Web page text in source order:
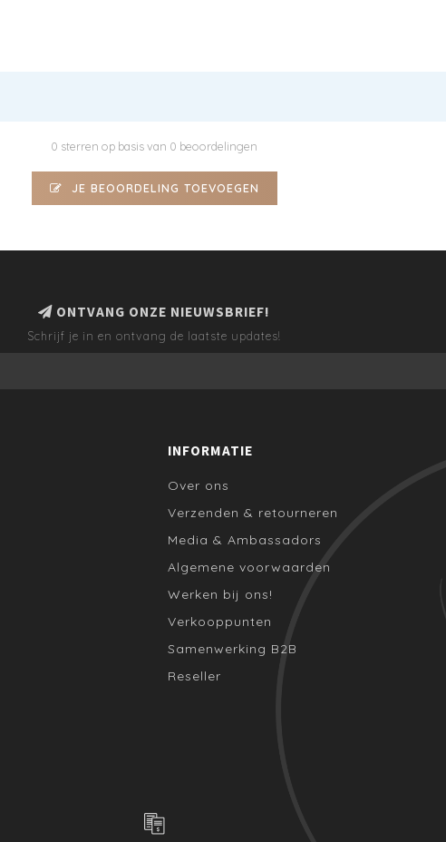
0 sterren op basis van 0 beoordelingen
JE BEOORDELING TOEVOEGEN
ONTVANG ONZE NIEUWSBRIEF!
Schrijf je in en ontvang de laatste updates!
INFORMATIE
Over ons
Verzenden & retourneren
Media & Ambassadors
Algemene voorwaarden
Werken bij ons!
Verkooppunten
Samenwerking B2B
Reseller